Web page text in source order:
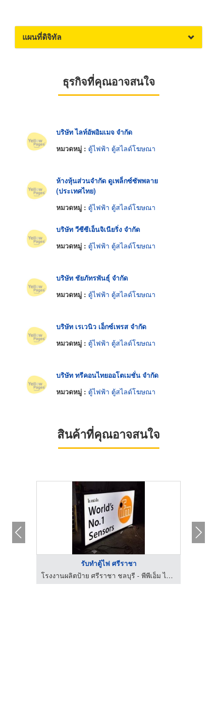
แผนที่ดิจิทัล
ธุรกิจที่คุณอาจสนใจ
บริษัท ไลท์อัพอิมเมจ จำกัด
หมวดหมู่ : ตู้ไฟฟ้า ตู้สไลด์โฆษณา
ห้างหุ้นส่วนจำกัด ดูเพล็กซ์ซัพพลาย
(ประเทศไทย)
หมวดหมู่ : ตู้ไฟฟ้า ตู้สไลด์โฆษณา
บริษัท วีซีซีเอ็นจิเนียริ่ง จำกัด
หมวดหมู่ : ตู้ไฟฟ้า ตู้สไลด์โฆษณา
บริษัท ชัยภัทรพันธุ์ จำกัด
หมวดหมู่ : ตู้ไฟฟ้า ตู้สไลด์โฆษณา
บริษัท เรเวนิว เอ็กซ์เพรส จำกัด
หมวดหมู่ : ตู้ไฟฟ้า ตู้สไลด์โฆษณา
บริษัท ทรีคอนไทยออโตเมชั่น จำกัด
หมวดหมู่ : ตู้ไฟฟ้า ตู้สไลด์โฆษณา
สินค้าที่คุณอาจสนใจ
รับทำตู้ไฟ ศรีราชา
โรงงานผลิตป้าย ศรีราชา ชลบุรี - พีพีเอ็ม ไซน์แฟคตอรี่